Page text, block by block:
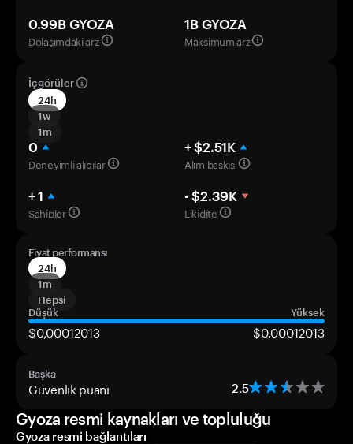
0.99B GYOZA
Dolaşımdaki arz
1B GYOZA
Maksimum arz
İçgörüler
24h
1w
1m
0
Deneyimli alıcılar
+ $2.51K
Alım baskısı
+ 1
Sahipler
- $2.39K
Likidite
Fiyat performansı
24h
1m
Hepsi
Düşük
Yüksek
$0,00012013 $0,00012013
Başka
Güvenlik puanı 2.5
Gyoza resmi kaynakları ve topluluğu
Gyoza resmi bağlantıları